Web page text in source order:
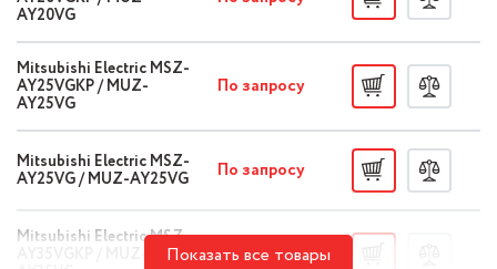
AY20VG
Mitsubishi Electric MSZ-
AY25VGKP / MUZ-
AY25VG
По запросу
Mitsubishi Electric MSZ-
AY25VG / MUZ-AY25VG
По запросу
Mitsubishi Electric MSZ-
По запросу
Показать все товары